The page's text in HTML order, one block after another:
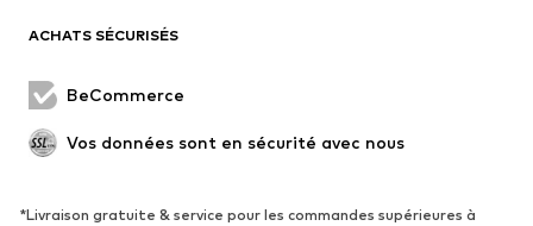
Occasions spéciales
Nouveautés Tendance
ACHATS SÉCURISÉS
BeCommerce
Vos données sont en sécurité avec nous
*Livraison gratuite & service pour les commandes supérieures à